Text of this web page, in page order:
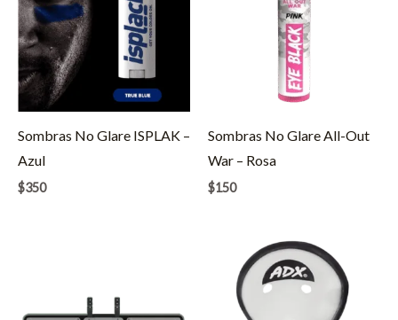
Sombras No Glare ISPLAK –
Azul
$350
Sombras No Glare All-Out
War – Rosa
$150